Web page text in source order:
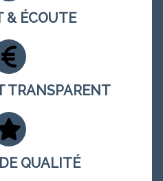
& ÉCOUTE
TRANSPARENT
QUALITÉ